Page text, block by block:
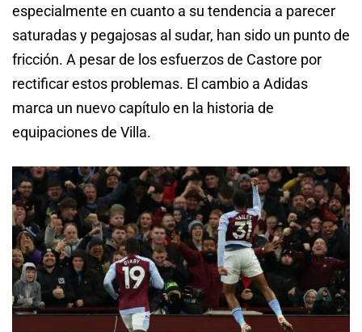
especialmente en cuanto a su tendencia a parecer
saturadas y pegajosas al sudar, han sido un punto de
fricción. A pesar de los esfuerzos de Castore por
rectificar estos problemas. El cambio a Adidas
marca un nuevo capítulo en la historia de
equipaciones de Villa.